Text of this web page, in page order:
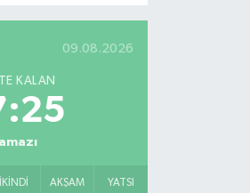
09.08.2026
KALAN
İKINDI AKŞAM YATSI